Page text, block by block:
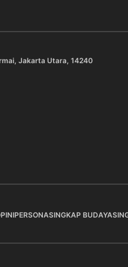
Jakarta Utara, 14240
PERSONASINGKAP BUDAYA